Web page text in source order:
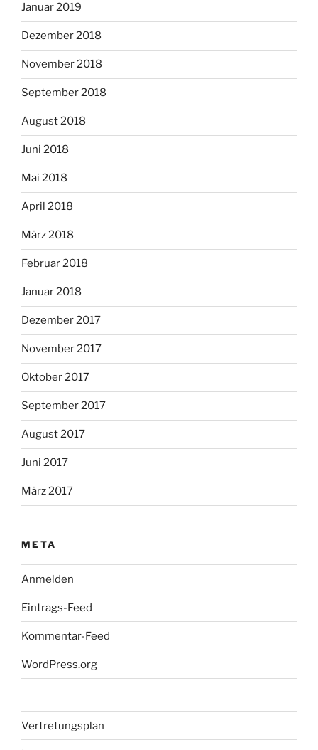
Januar 2019
Dezember 2018
November 2018
September 2018
August 2018
Juni 2018
Mai 2018
April 2018
März 2018
Februar 2018
Januar 2018
Dezember 2017
November 2017
Oktober 2017
September 2017
August 2017
Juni 2017
März 2017
META
Anmelden
Eintrags-Feed
Kommentar-Feed
WordPress.org
Vertretungsplan